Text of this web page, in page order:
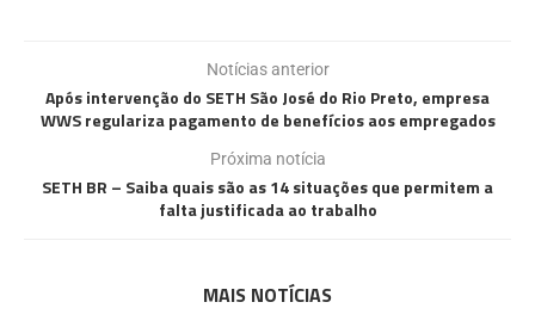
Notícias anterior
Após intervenção do SETH São José do Rio Preto, empresa
WWS regulariza pagamento de benefícios aos empregados
Próxima notícia
SETH BR – Saiba quais são as 14 situações que permitem a
falta justificada ao trabalho
MAIS NOTÍCIAS